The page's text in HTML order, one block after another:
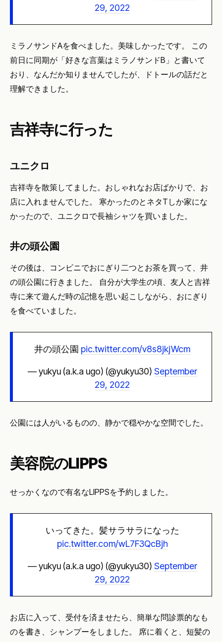
29, 2022
ミラノサンドAを食べました。美味しかったです。 この
前日に同期が「好きな言葉はミラノサンドB」と書いて
おり、なんだか知りませんでしたが、ドトールの話だと
理解できました。
吉祥寺に行った
ユニクロ
吉祥寺を散策してました。おしゃれなお店ばかりで、お
店に入れませんでした。 寒かったのとネタTしか家にな
かったので、ユニクロで長袖シャツを買いました。
井の頭公園
その後は、コンビニでおにぎり二つとお茶を買って、井
の頭公園に行きました。 自分が大学生の頃、友人と吉祥
寺に来て遊んだ時の記憶を思い起こしながら、おにぎり
を食べていました。
井の頭公園 pic.twitter.com/v8s8jkjWcm
— yukyu (a.k.a ugo) (@yukyu30) September
29, 2022
公園には人がいるものの、静かで穏やかな空間でした。
美容院のLIPPS
せっかくなので有名なLIPPSを予約しました。
いってきた。髪サラサラになった
pic.twitter.com/wL7F3QcBjh
— yukyu (a.k.a ugo) (@yukyu30) September
29, 2022
お店に入って、受付を済ませたら、簡単な問診票的なも
のを書き、シャンプーをしました。 席に着くと、短髪の